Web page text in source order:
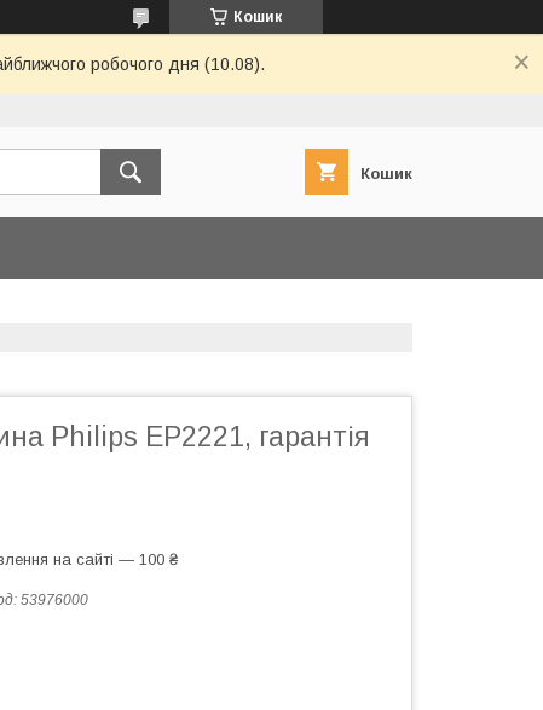
Кошик
робочого дня (10.08).
Кошик
Philips EP2221, гарантія
на сайті — 100 ₴
53976000